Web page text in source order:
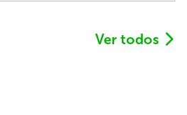
Ver todos